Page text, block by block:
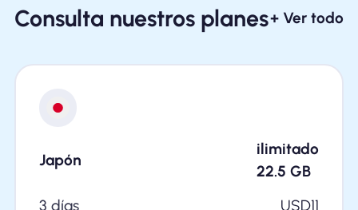
Consulta nuestros planes+ Ver todo
Japón
ilimitado
22.5 GB
3 días
USD11